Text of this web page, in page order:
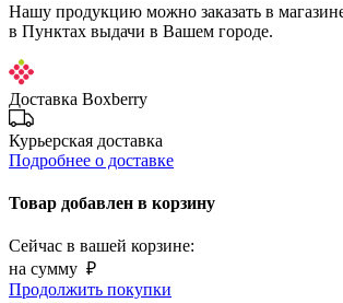
Нашу продукцию можно заказать в
в Пунктах выдачи в Вашем городе.
Доставка Boxberry
Курьерская доставка
Подробнее о доставке
Товар добавлен в корзину
Сейчас в вашей корзине:
на сумму ₽
Продолжить покупки